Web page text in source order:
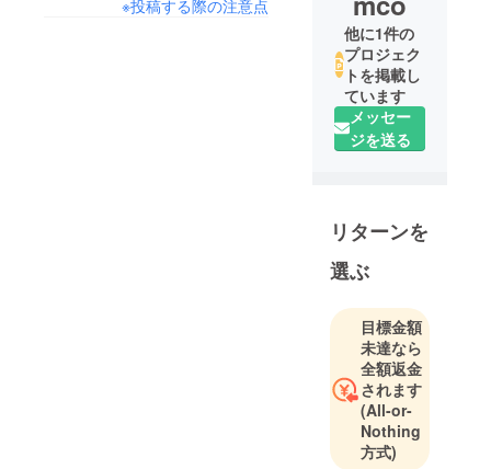
※投稿する際の注意点
他に1件の
プロジェク
トを掲載し
ています
メッセー
ジを送る
リターンを
選ぶ
目標金額
未達なら
全額返金
されます
(All-or-
Nothing
方式)